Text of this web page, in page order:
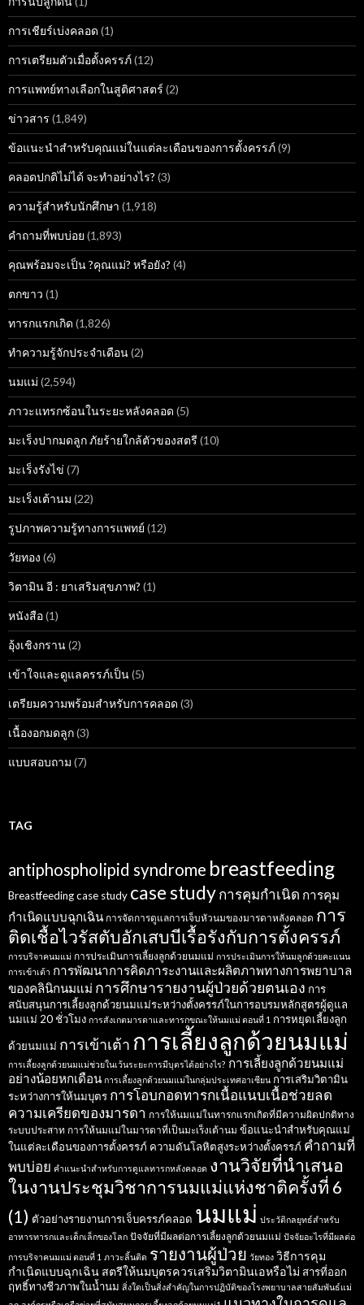
การเชียร์เบ่งคลอด (1)
การเตรียมตัวเมื่อตั้งครรภ์(12)
การแพทย์ทางเลือกในสูติศาสตร์ (2)
ข่าวสาร (1,849)
ข้อแนะนำสำหรับคุณแม่ในแต่ละเดือนของการตั้งครรภ์(9)
คลอดปกติไม่ได้ จะทำอย่างไร? (3)
ความรู้สำหรับนักศึกษา (1,918)
คำถามที่พบบ่อย (1,893)
คุณพร้อมจะเป็น ?คุณแม่? หรือยัง? (4)
ตกขาว (1)
ทารกแรกเกิด (1,826)
ทำความรู้จักประจำเดือน(2)
นมแม่ (2,594)
ภาวะแทรกซ้อนในระยะหลังคลอด (5)
มะเร็งปากมดลูก ภัยร้ายใกล้ตัวของสตรี (10)
มะเร็งรังไข่ (7)
มะเร็งเต้านม (22)
รูปภาพความรู้ทางการแพทย์ (12)
วัยทอง (6)
วิตามิน อี : ยาเสริมสุขภาพ? (1)
หนังสือ(1)
อุ้งเชิงกราน(2)
เข้าใจและดูแลครรภ์เป็น(5)
เตรียมความพร้อมสำหรับการคลอด (3)
เนื้องอกมดลูก(3)
แบบสอบถาม (7)
TAG
antiphospholipid syndrome breastfeeding
Breastfeeding case study case studyการคุมกำเนิด การคุม
กำเนิดแบบฉุกเฉิน การจัดการดูแลการเจ็บหัวนมของมารดาหลังคลอด การ
ติดเชื้อไวรัสตับอักเสบบีเรื้อรังกับการตั้งครรภ์
การบริจาคนมแม่ การประเมินการเลี้ยงลูกด้วยนมแม่ การประเมินการให้นมลูกด้วยคะแนน
การเข้าเต้า การพัฒนาการคิดภาระงานและผลิตภาพทางการพยาบาล
ของคลินิกนมแม่ การศึกษารายงานผู้ป่วยด้วยตนเอง การ
สนับสนุนการเลี้ยงลูกด้วยนมแม่ระหว่างตั้งครรภ์ในการอบรมหลักสูตรผู้ดูแล
นมแม่ 20 ชั่วโมง การสังเกตมารดาและทารกขณะให้นมแม่ ตอนที่ 1 การหยุดเลี้ยงลูก
ด้วยนมแม่ การเข้าเต้า การเลี้ยงลูกด้วยนมแม่
การเลี้ยงลูกด้วยนมแม่ช่วยในเว้นระยะการมีบุตรได้อย่างไร? การเลี้ยงลูกด้วยนมแม่
อย่างน้อยหกเดือน การเลี้ยงลูกด้วยนมแม่ในกลุ่มประเทศอาเซียน การเสริมวิตามิน
ระหว่างการให้นมบุตร การโอบกอดทารกเนื้อแนบเนื้อช่วยลด
ความเครียดของมารดา การให้นมแม่ในทารกแรกเกิดที่มีความผิดปกติทาง
ระบบประสาท การให้นมแม่ในมารดาที่เป็นมะเร็งเต้านม ข้อแนะนำสำหรับคุณแม่
ในแต่ละเดือนของการตั้งครรภ์ ความดันโลหิตสูงระหว่างตั้งครรภ์ คำถามที่
พบบ่อย คำแนะนำสำหรับการดูแลทารกหลังคลอด งานวิจัยที่นำเสนอ
ในงานประชุมวิชาการนมแม่แห่งชาติครั้งที่ 6
(1) ตัวอย่างรายงานการเจ็บครรภ์คลอด นมแม่ ประวัติกลยุทธ์สำหรับ
อาหารทารกและเด็กเล็กของโลก ปัจจัยที่มีผลต่อการเลี้ยงลูกด้วยนมแม่ ปัจจัยอะไรที่มีผลต่อ
การบริจาคนมแม่ ตอนที่ 1 ภาวะลิ้นติด รายงานผู้ป่วย วัยทอง วิธีการคุม
กำเนิดแบบฉุกเฉิน สตรีให้นมบุตรควรเสริมวิตามินเอหรือไม่ สารที่ออก
ฤทธิ์ทางชีวภาพในน้ำนม สิ่งใดเป็นสิ่งสำคัญในการปฏิบัติของโรงพยาบาลสายสัมพันธ์แม่